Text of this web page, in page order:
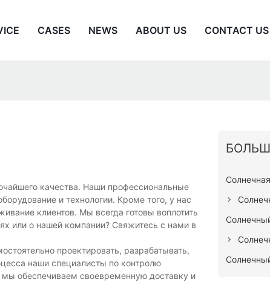
CASES NEWS ABOUT US CONTACT US
качества. Наши профессиональные
и технологии. Кроме того, у нас
клиентов. Мы всегда готовы воплотить
или о нашей компании? Свяжитесь с нами в
проектировать, разрабатывать,
наши специалисты по контролю
мы обеспечиваем своевременную доставку и